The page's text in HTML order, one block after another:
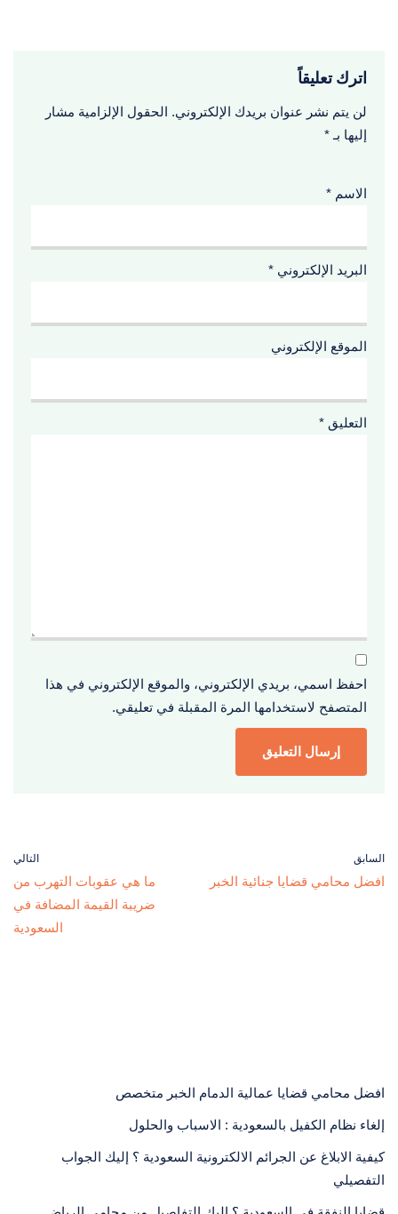
اترك تعليقاً
لن يتم نشر عنوان بريدك الإلكتروني. الحقول الإلزامية مشار
إليها بـ *
الاسم *
البريد الإلكتروني *
الموقع الإلكتروني
التعليق *
احفظ اسمي، بريدي الإلكتروني، والموقع الإلكتروني في هذا
المتصفح لاستخدامها المرة المقبلة في تعليقي.
السابق
افضل محامي قضايا جنائية الخبر
التالي
ما هي عقوبات التهرب من
ضريبة القيمة المضافة في
السعودية
افضل محامي قضايا عمالية الدمام الخبر متخصص
إلغاء نظام الكفيل بالسعودية : الاسباب والحلول
كيفية الابلاغ عن الجرائم الالكترونية السعودية ؟ إليك الجواب
التفصيلي